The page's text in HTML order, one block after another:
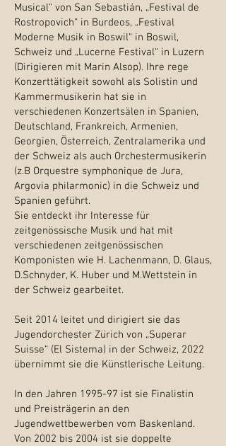
Musical“ von San Sebastián, „Festival de
Rostropovich“ in Burdeos, „Festival
Moderne Musik in Boswil“ in Boswil,
Schweiz und „Lucerne Festival“ in Luzern
(Dirigieren mit Marin Alsop). Ihre rege
Konzerttätigkeit sowohl als Solistin und
Kammermusikerin hat sie in
verschiedenen Konzertsälen in Spanien,
Deutschland, Frankreich, Armenien,
Georgien, Österreich, Zentralamerika und
der Schweiz als auch Orchestermusikerin
(z.B Orquestre symphonique de Jura,
Argovia philarmonic) in die Schweiz und
Spanien geführt.
Sie entdeckt ihr Interesse für
zeitgenössische Musik und hat mit
verschiedenen zeitgenössischen
Komponisten wie H. Lachenmann, D. Glaus,
D.Schnyder, K. Huber und M.Wettstein in
der Schweiz gearbeitet.
Seit 2014 leitet und dirigiert sie das
Jugendorchester Zürich von „Superar
Suisse“ (El Sistema) in der Schweiz, 2022
übernimmt sie die Künstlerische Leitung.
In den Jahren 1995-97 ist sie Finalistin
und Preisträgerin an den
Jugendwettbewerben vom Baskenland.
Von 2002 bis 2004 ist sie doppelte